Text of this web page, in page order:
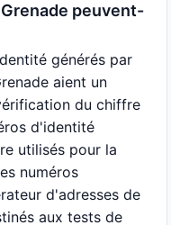
peuvent-
générés par
aient un
du chiffre
d'identité
utilisés pour la
numéros
d'adresses de
aux tests de